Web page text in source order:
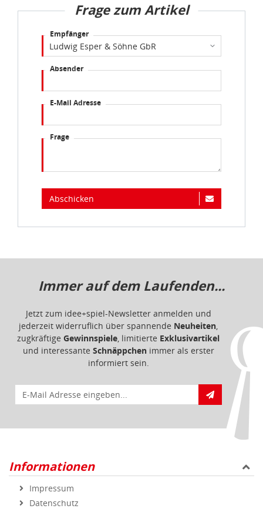
Frage zum Artikel
Empfänger
Absender
E-Mail Adresse
Frage
Abschicken
Immer auf dem Laufenden...
Jetzt zum idee+spiel-Newsletter anmelden und
jederzeit widerruflich über spannende Neuheiten,
zugkräftige Gewinnspiele, limitierte Exklusivartikel
und interessante Schnäppchenimmer als erster
informiert sein.
E-Mail für Newsletteranmeldung
Informationen
Impressum
Datenschutz